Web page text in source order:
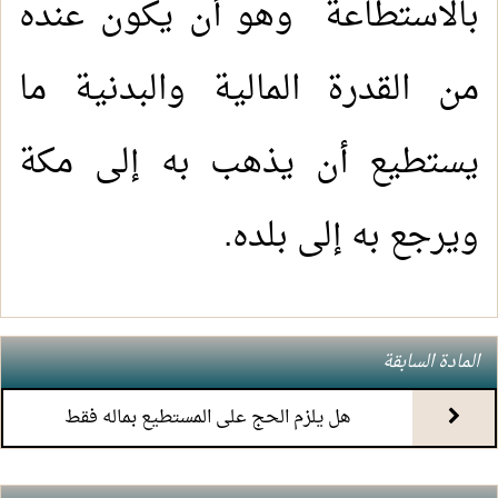
بالاستطاعة وهو أن يكون عنده
من القدرة المالية والبدنية ما
يستطيع أن يذهب به إلى مكة
ويرجع به إلى بلده.
المادة السابقة
هل يلزم الحج على المستطيع بماله فقط
7. (4) التعليق على كتاب الحج من الكافي
8. (3) التعليق على كتاب الحج من الكافي
9. (2) التعليق على كتاب الحج من الكافي